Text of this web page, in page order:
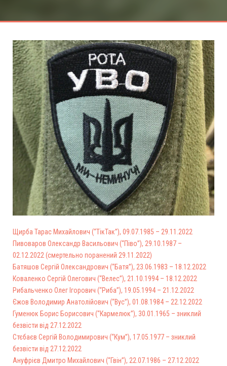
Щирба Тарас Михайлович (“ТікТак”), 09.07.1985 – 29.11.2022
Пивоваров Олександр Васильович (“Піво”), 29.10.1987 –
02.12.2022 (смертельно поранений 29.11.2022)
Батяшов Сергій Олександрович (“Батя”), 23.06.1983 – 18.12.2022
Коваленко Сергій Олегович (“Велес”), 21.10.1994 – 18.12.2022
Рибальченко Олег Ігорович (“Риба”), 19.05.1994 – 21.12.2022
Єжов Володимир Анатолійович (“Вус”), 01.08.1984 – 22.12.2022
Гуменюк Борис Борисович (“Кармелюк”), 30.01.1965 – зниклий
безвісти від 27.12.2022
Стєбаєв Сергій Володимирович (“Кум”), 17.05.1977 – зниклий
безвісти від 27.12.2022
Ануфрієв Дмитро Михайлович (“Гвін”), 22.07.1986 – 27.12.2022